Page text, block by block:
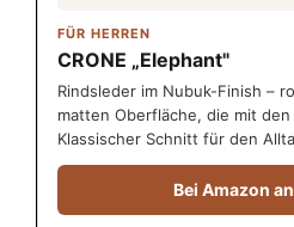
FÜR HERREN
CRONE „Elephant"
Rindsleder im Nubuk-Finish –
matten Oberfläche, die mit
Klassischer Schnitt für den
Bei Amazon